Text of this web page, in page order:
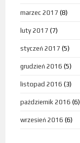
marzec 2017 (8)
luty 2017 (7)
styczeń 2017 (5)
grudzień 2016 (5)
listopad 2016 (3)
październik 2016 (6)
wrzesień 2016 (6)